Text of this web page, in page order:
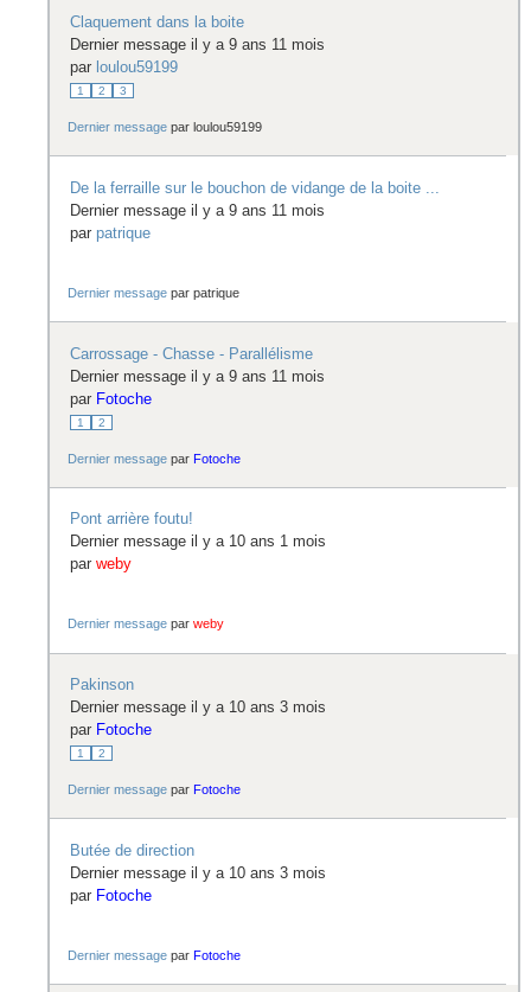
Claquement dans la boite
Dernier message il y a 9 ans 11 mois
par loulou59199
1 2 3
Dernier message parloulou59199
De la ferraille sur le bouchon de vidange de la boite ...
Dernier message il y a 9 ans 11 mois
par patrique
Dernier message parpatrique
Carrossage - Chasse - Parallélisme
Dernier message il y a 9 ans 11 mois
par Fotoche
1 2
Dernier message par Fotoche
Pont arrière foutu!
Dernier message il y a 10 ans 1 mois
par weby
Dernier message parweby
Pakinson
Dernier message il y a 10 ans 3 mois
par Fotoche
1 2
Dernier message par Fotoche
Butée de direction
Dernier message il y a 10 ans 3 mois
par Fotoche
Dernier message parFotoche